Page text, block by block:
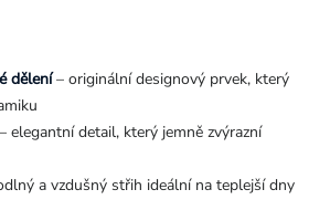
dělení– originální designový prvek, který
– elegantní detail, který jemně zvýrazní
a vzdušný střih ideální na teplejší dny